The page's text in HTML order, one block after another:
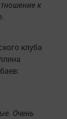
к
клуба
Очень